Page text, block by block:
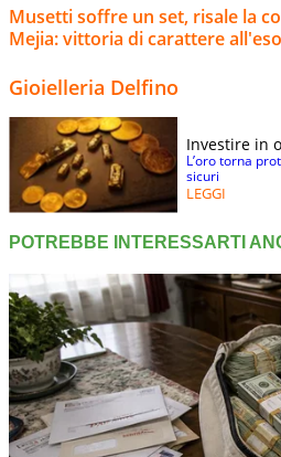
Musetti soffre un set, risale la
Mejia: vittoria di carattere
Gioielleria Delfino
Investire in
L’oro torna
sicuri
LEGGI